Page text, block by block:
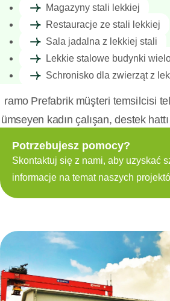
Magazyny stali lekkiej
Restauracje ze stali lekkiej
Sala jadalna z lekkiej stali
Lekkie stalowe budynki
Schronisko dla zwierząt z
Potrzebujesz pomocy?
Skontaktuj się z nami, aby uzyskać
informacje na temat naszych